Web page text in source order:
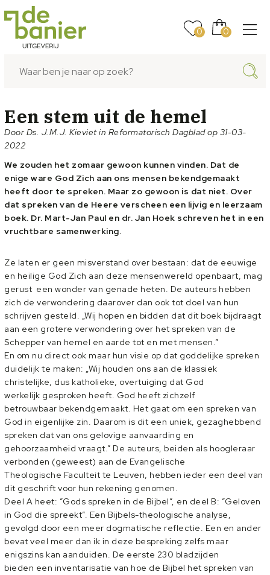
0 0
Een stem uit de hemel
Door Ds. J.M.J. Kieviet in Reformatorisch Dagblad op 31-03-
2022
We zouden het zomaar gewoon kunnen vinden. Dat de
enige ware God Zich aan ons mensen bekendgemaakt
heeft door te spreken. Maar zo gewoon is dat niet. Over
dat spreken van de Heere verscheen een lijvig en leerzaam
boek. Dr. Mart-Jan Paul en dr. Jan Hoek schreven het in een
vruchtbare samenwerking.
Ze laten er geen misverstand over bestaan: dat de eeuwige
en heilige God Zich aan deze mensenwereld openbaart, mag
gerust een wonder van genade heten. De auteurs hebben
zich de verwondering daarover dan ook tot doel van hun
schrijven gesteld. „Wij hopen en bidden dat dit boek bijdraagt
aan een grotere verwondering over het spreken van de
Schepper van hemel en aarde tot en met mensen.”
En om nu direct ook maar hun visie op dat goddelijke spreken
duidelijk te maken: „Wij houden ons aan de klassiek
christelijke, dus katholieke, overtuiging dat God
werkelijk gesproken heeft. God heeft zichzelf
betrouwbaar bekendgemaakt. Het gaat om een spreken van
God in eigenlijke zin. Daarom is dit een uniek, gezaghebbend
spreken dat van ons gelovige aanvaarding en
gehoorzaamheid vraagt.” De auteurs, beiden als hoogleraar
verbonden (geweest) aan de Evangelische
Theologische Faculteit te Leuven, hebben ieder een deel van
dit geschrift voor hun rekening genomen.
Deel A heet: ”Gods spreken in de Bijbel”, en deel B: ”Geloven
in God die spreekt”. Een Bijbels-theologische analyse,
gevolgd door een meer dogmatische reflectie. Een en ander
bevat veel meer dan ik in deze bespreking zelfs maar
enigszins kan aanduiden. De eerste 230 bladzijden
bieden een inventarisatie van hoe de Bijbel het spreken van